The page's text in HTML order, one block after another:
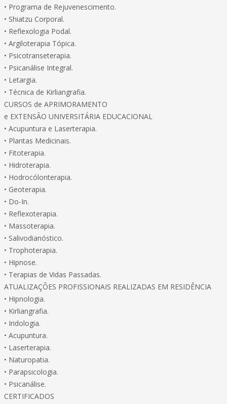
• Programa de Rejuvenescimento.
• Shiatzu Corporal.
• Reflexologia Podal.
• Argiloterapia Tópica.
• Psicotranseterapia.
• Psicanálise Integral.
• Letargia.
• Técnica de Kirliangrafia.
CURSOS de APRIMORAMENTO
e EXTENSÃO UNIVERSITÁRIA EDUCACIONAL
• Acupuntura e Laserterapia.
• Plantas Medicinais.
• Fitoterapia.
• Hidroterapia.
• Hodrocólonterapia.
• Geoterapia.
• Do-In.
• Reflexoterapia.
• Massoterapia.
• Salivodianóstico.
• Trophoterapia.
• Hipnose.
• Terapias de Vidas Passadas.
ATUALIZAÇÕES PROFISSIONAIS REALIZADAS EM RESIDÊNCIA
• Hipnologia.
• Kirliangrafia.
• Iridologia.
• Acupuntura.
• Laserterapia.
• Naturopatia.
• Parapsicologia.
• Psicanálise.
CERTIFICADOS